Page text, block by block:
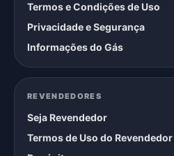
Termos e Condições de Uso
Privacidade e Segurança
Informações do Gás
REVENDEDORES
Seja Revendedor
Termos de Uso do Revendedor